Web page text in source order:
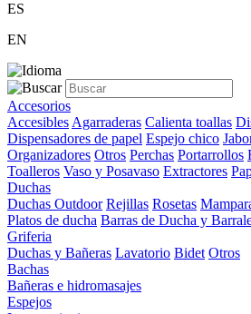
ES
EN
Accesorios
Accesibles Agarraderas Calienta toallas
Dispensadores de papel Espejo chico
Organizadores Otros Perchas Portarrollos
Toalleros Vaso y Posavaso Extractores
Duchas
Duchas Outdoor Rejillas Rosetas
Platos de ducha Barras de Ducha y
Griferia
Duchas y Bañeras Lavatorio Bidet Otros
Bachas
Bañeras e hidromasajes
Espejos